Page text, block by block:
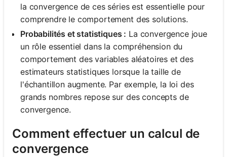
la convergence de ces séries est essentielle pour
comprendre le comportement des solutions.
Probabilités et statistiques : La convergence joue
un rôle essentiel dans la compréhension du
comportement des variables aléatoires et des
estimateurs statistiques lorsque la taille de
l'échantillon augmente. Par exemple, la loi des
grands nombres repose sur des concepts de
convergence.
Comment effectuer un calcul de
convergence